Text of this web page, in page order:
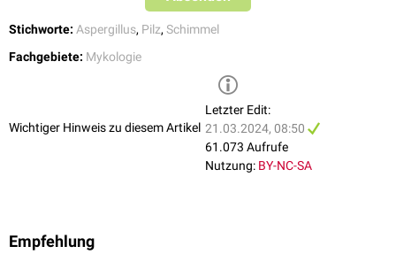
Stichworte: Aspergillus, Pilz, Schimmel
Fachgebiete: Mykologie
Wichtiger Hinweis zu diesem Artikel
Letzter Edit:
21.03.2024, 08:50
61.073 Aufrufe
Nutzung: BY-NC-SA
Empfehlung